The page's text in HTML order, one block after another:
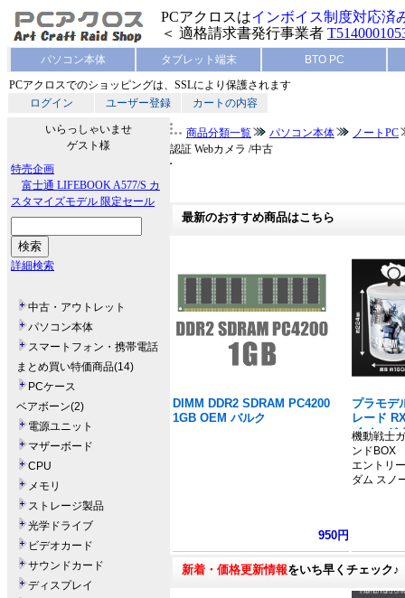
PCアクロスはインボイス制度対応済
＜ 適格請求書発行事業者
パソコン本体 タブレット端末
BTO PC
PCアクロスでのショッピングは、SSLにより保護されます
ログイン
ユーザー登録 カートの内容
いらっしゃいませ
ゲスト様
特売企画
富士通 LIFEBOOK A577/S カ
スタマイズモデル 限定セール
詳細検索
中古・アウトレット
パソコン本体
スマートフォン・携帯電話
まとめ買い特価商品(14)
PCケース
ベアボーン(2)
電源ユニット
マザーボード
CPU
メモリ
ストレージ製品
光学ドライブ
ビデオカード
サウンドカード
ディスプレイ
商品分類一覧 パソコン本体
ノートPC
認証 Webカメラ /中古
最新のおすすめ商品はこちら
DIMM DDR2 SDRAM PC4200
1GB OEM バルク
950円
プラモデ
レード
イメージ
ダム」
機動戦士
ンドBOX
エントリ
ダム スノ
新着・価格更新情報をいち早くチェック♪